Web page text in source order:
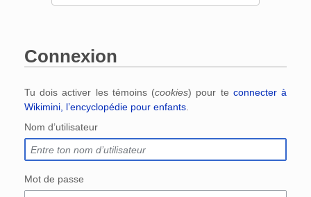
Connexion
Tu dois activer les témoins (cookies) pour te connecter à
Wikimini, l’encyclopédie pour enfants.
Nom d’utilisateur
Mot de passe